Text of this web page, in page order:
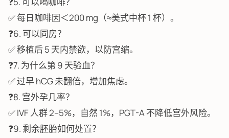
✅ 每日咖啡因＜200 mg（≈美式中杯 1 杯）。
❓6. 可以同房？
✅ 移植后 5 天内禁欲，以防宫缩。
❓7. 为什么第 9 天验血？
✅ 过早 hCG 未翻倍，增加焦虑。
❓8. 宫外孕几率？
✅ IVF 人群 2–5%，自然 1%，PGT-A 不降低宫外风险。
❓9. 剩余胚胎如何处置？